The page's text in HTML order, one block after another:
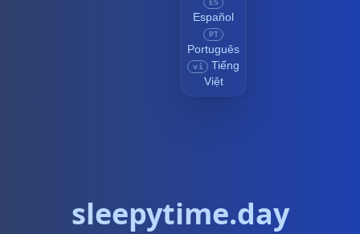
ES
Español
PT
Português
vi
Tiếng
Việt
sleepytime.day